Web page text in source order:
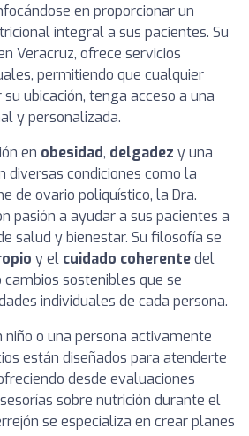
en proporcionar un
integral a sus pacientes. Su
Veracruz, ofrece servicios
permitiendo que cualquier
ubicación, tenga acceso a una
y personalizada.
en obesidad, delgadez y una
diversas condiciones como la
de ovario poliquístico, la Dra.
pasión a ayudar a sus pacientes a
salud y bienestar. Su filosofía se
y el cuidado coherentedel
sostenibles que se
individuales de cada persona.
niño o una persona activamente
están diseñados para atenderte
desde evaluaciones
sobre nutrición durante el
se especializa en crear planes